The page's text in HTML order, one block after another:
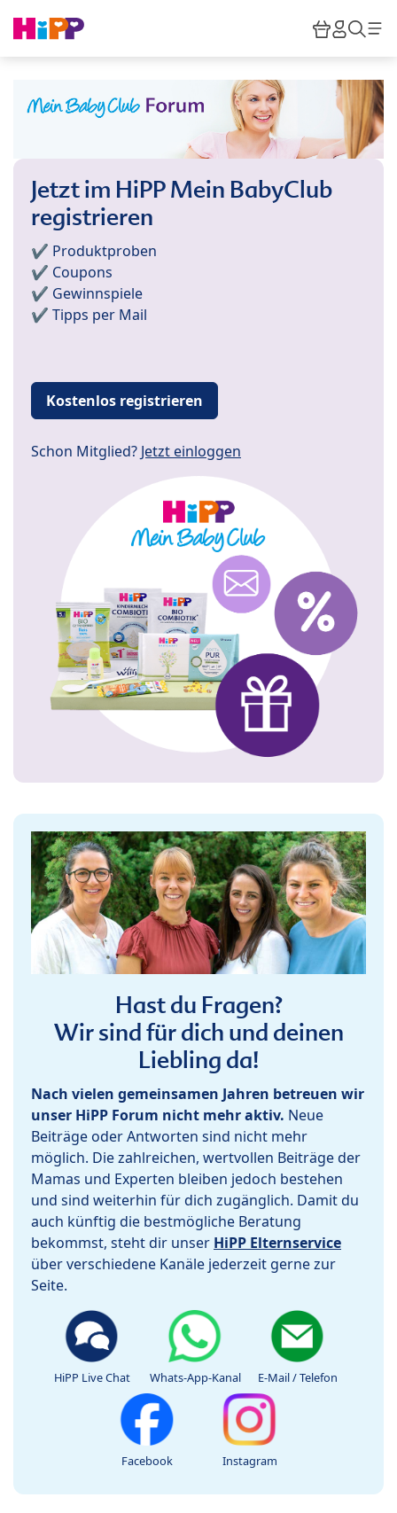
HiPP
Jetzt im HiPP Mein BabyClub
registrieren
✔️ Produktproben
✔️ Coupons
✔️ Gewinnspiele
✔️ Tipps per Mail
Kostenlos registrieren
Schon Mitglied? Jetzt einloggen
Hast du Fragen?
Wir sind für dich und deinen
Liebling da!
Nach vielen gemeinsamen Jahren betreuen wir
unser HiPP Forum nicht mehr aktiv. Neue
Beiträge oder Antworten sind nicht mehr
möglich. Die zahlreichen, wertvollen Beiträge der
Mamas und Experten bleiben jedoch bestehen
und sind weiterhin für dich zugänglich. Damit du
auch künftig die bestmögliche Beratung
bekommst, steht dir unser HiPP Elternservice
über verschiedene Kanäle jederzeit gerne zur
Seite.
HiPP Live Chat Whats-App-Kanal E-Mail / Telefon
Facebook Instagram